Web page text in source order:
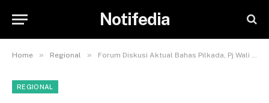
Notifedia
Home » Regional » Forum Diskusi Aktual Bahas Pilkada, Pj Wali Kota Parepare Ungkap Anggaran Siap, Harap Sukses Seperti Pemilu
REGIONAL